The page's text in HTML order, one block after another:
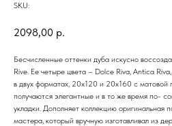
SKU:
2098,00 р.
Бесчисленные оттенки дуба искусно
Rive. Ее четыре цвета – Dolce Riva, Antica
в двух форматах, 20x120 и 20x160 с матовой
получаются элегантные и в то же время по-
укладки. Дополняет коллекцию оригинальная
мастера, который вручную изготавливал из